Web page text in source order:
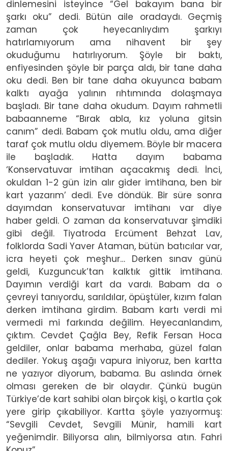
dinlemesini isteyince “Gel bakayım bana bir
şarkı oku” dedi. Bütün aile oradaydı. Geçmiş
zaman çok heyecanlıydım şarkıyı
hatırlamıyorum ama nihavent bir şey
okuduğumu hatırlıyorum. Şöyle bir baktı,
enfiyesinden şöyle bir parça aldı, bir tane daha
oku dedi. Ben bir tane daha okuyunca babam
kalktı ayağa yalının rıhtımında dolaşmaya
başladı. Bir tane daha okudum. Dayım rahmetli
babaanneme “Bırak abla, kız yoluna gitsin
canım” dedi. Babam çok mutlu oldu, ama diğer
taraf çok mutlu oldu diyemem. Böyle bir macera
ile başladık. Hatta dayım babama
‘Konservatuvar imtihan açacakmış dedi. İnci,
okuldan 1-2 gün izin alır gider imtihana, ben bir
kart yazarım’ dedi. Eve döndük. Bir süre sonra
dayımdan konservatuvar imtihanı var diye
haber geldi. O zaman da konservatuvar şimdiki
gibi değil. Tiyatroda Ercüment Behzat Lav,
folklorda Sadi Yaver Ataman, bütün batıcılar var,
icra heyeti çok meşhur… Derken sınav günü
geldi, Kuzguncuk’tan kalktık gittik imtihana.
Dayımın verdiği kart da vardı. Babam da o
çevreyi tanıyordu, sarıldılar, öpüştüler, kızım falan
derken imtihana girdim. Babam kartı verdi mi
vermedi mi farkında değilim. Heyecanlandım,
çıktım. Cevdet Çağla Bey, Refik Fersan Hoca
geldiler, onlar babama merhaba, güzel falan
dediler. Yokuş aşağı vapura iniyoruz, ben kartta
ne yazıyor diyorum, babama. Bu aslında örnek
olması gereken de bir olaydır. Çünkü bugün
Türkiye’de kart sahibi olan birçok kişi, o kartla çok
yere girip çıkabiliyor. Kartta şöyle yazıyormuş:
“Sevgili Cevdet, Sevgili Münir, hamili kart
yeğenimdir. Biliyorsa alın, bilmiyorsa atın. Fahri